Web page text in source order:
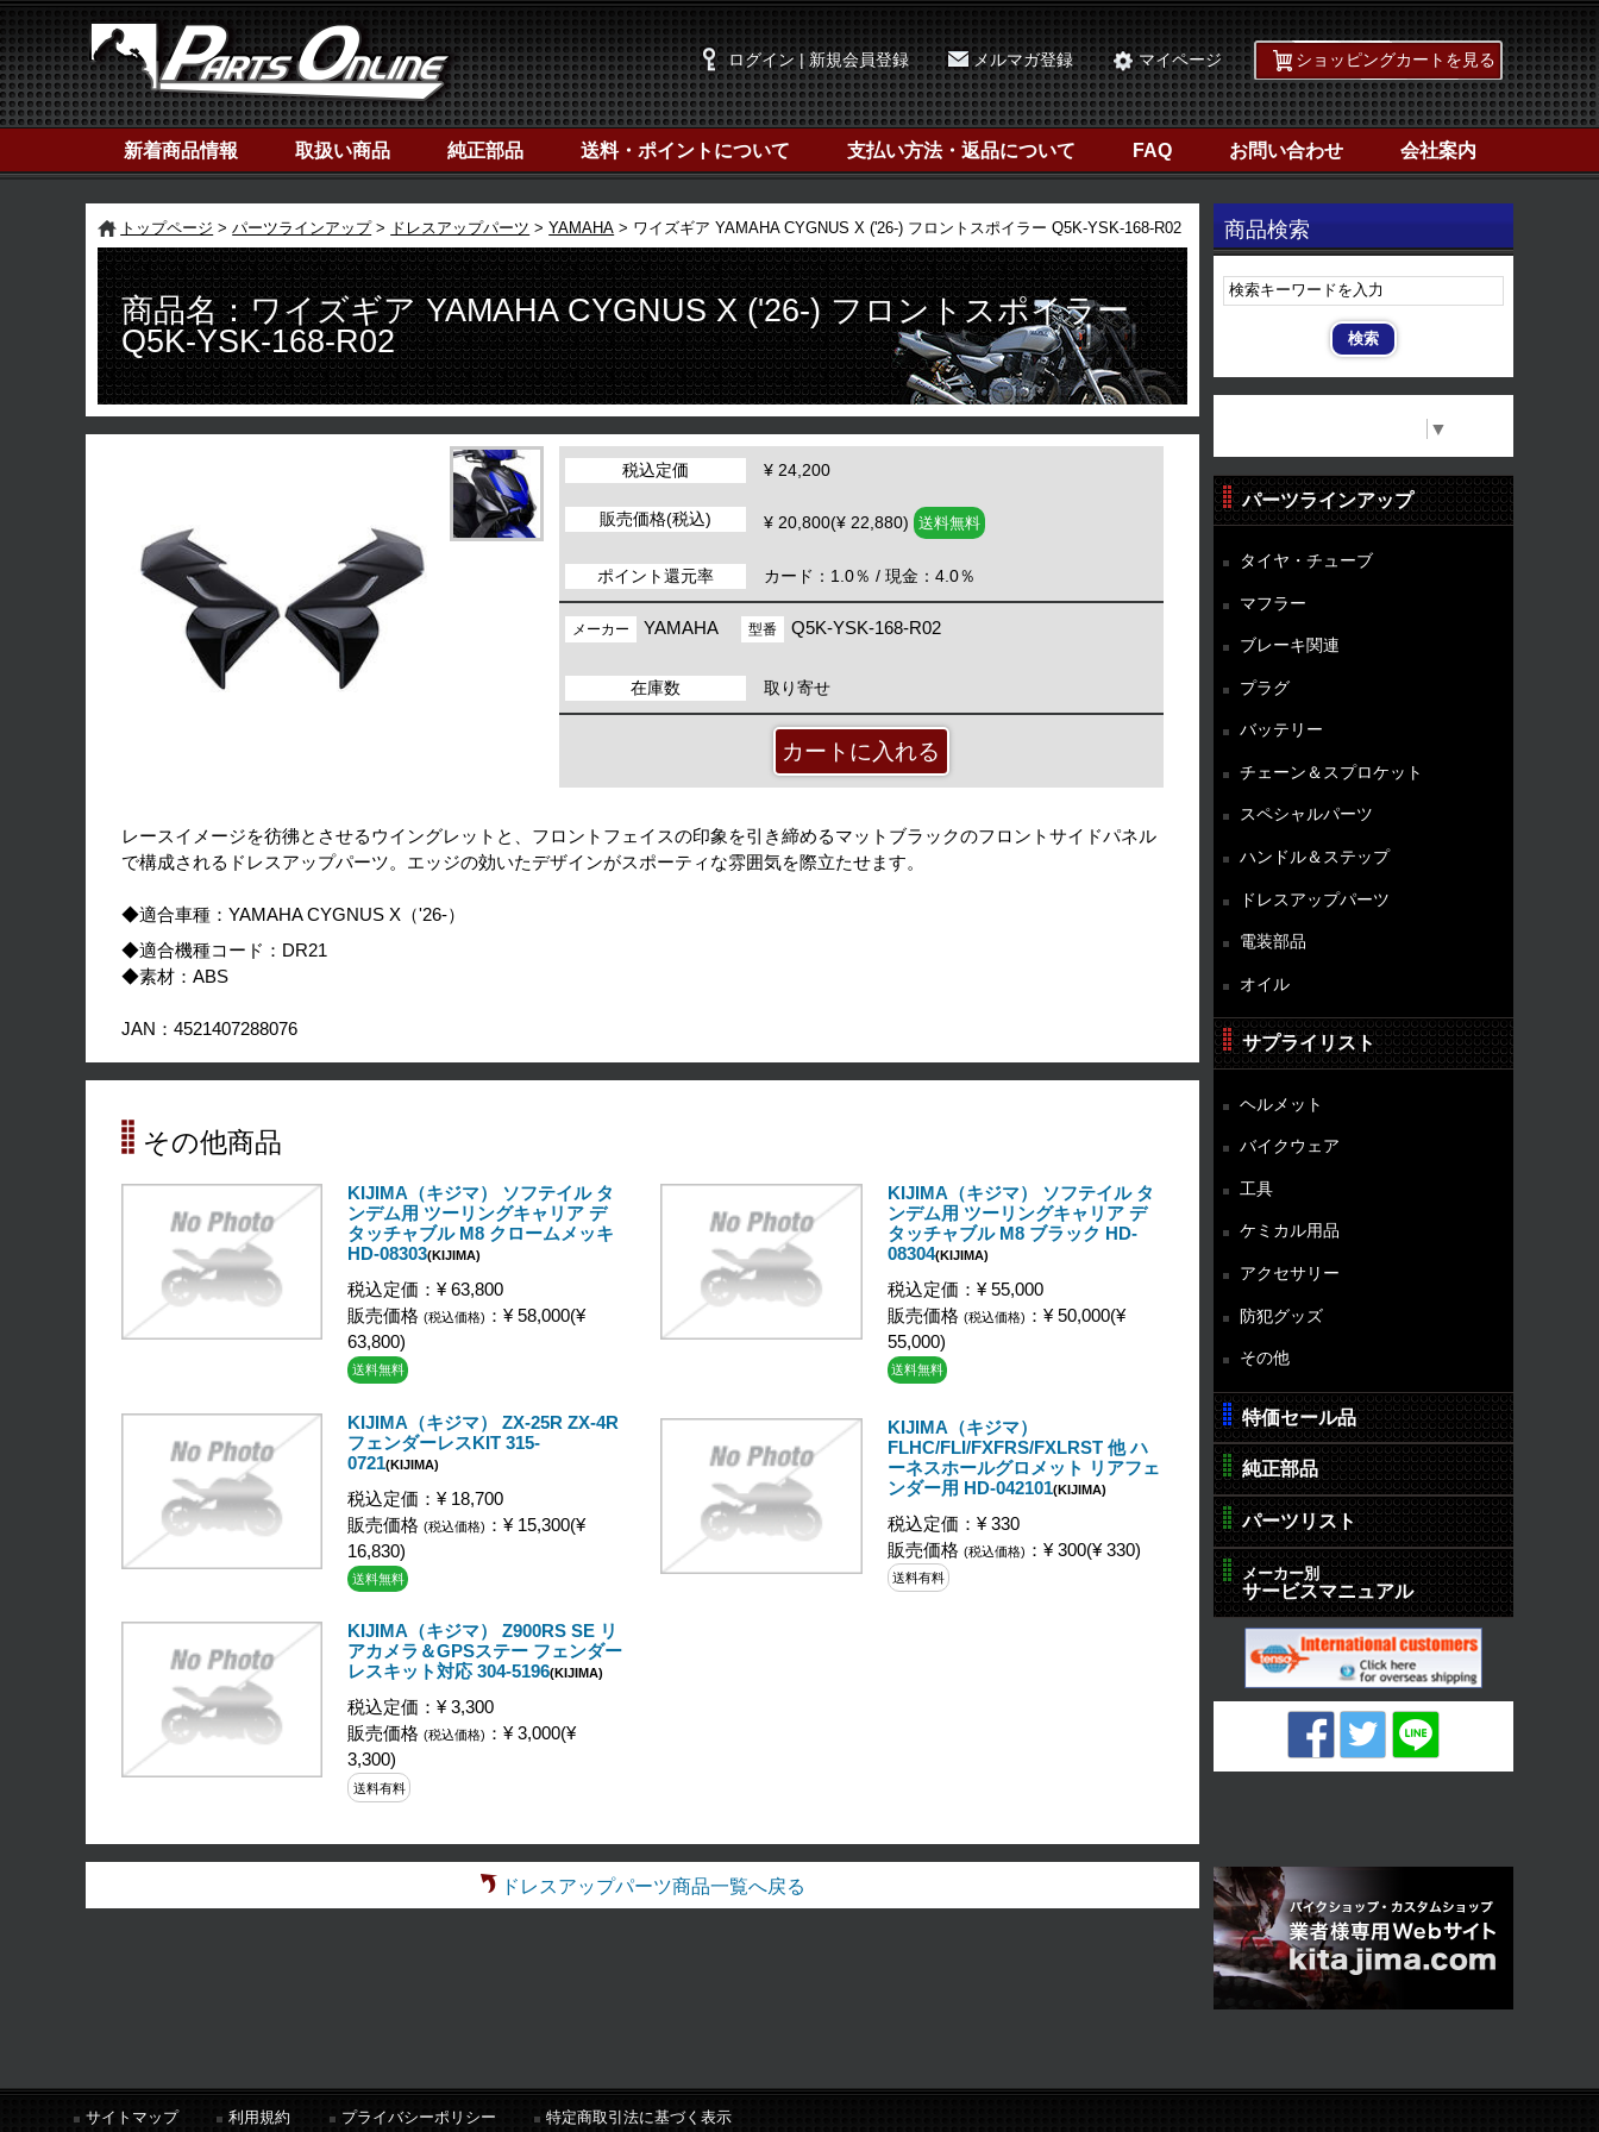
ログイン | 新規会員登録 メルマガ登録 マイページ ショッピングカートを見る
新着商品情報 取扱い商品 純正部品 送料・ポイントについて 支払い方法・返品について FAQ お問い合わせ 会社案内
商品検索
▼
トップページ パーツラインアップ ドレスアップパーツ YAMAHA ワイズギア YAMAHA CYGNUS X ('26-) フロントスポイラー Q5K-YSK-168-R02
商品名：ワイズギア YAMAHA CYGNUS X ('26-) フロントスポイラー
Q5K-YSK-168-R02
税込定価 ¥ 24,200
販売価格(税込) ¥ 20,800(¥ 22,880) 送料無料
ポイント還元率 カード：1.0％ / 現金：4.0％
メーカー YAMAHA 型番 Q5K-YSK-168-R02
在庫数 取り寄せ
レースイメージを彷彿とさせるウイングレットと、フロントフェイスの印象を引き締めるマットブラックのフロントサイドパネル
で構成されるドレスアップパーツ。エッジの効いたデザインがスポーティな雰囲気を際立たせます。
◆適合車種：YAMAHA CYGNUS X（'26-）
◆適合機種コード：DR21
◆素材：ABS
JAN：4521407288076
その他商品
KIJIMA（キジマ） ソフテイル タ
ンデム用 ツーリングキャリア デ
タッチャブル M8 クロームメッキ
HD-08303(KIJIMA)
税込定価：¥ 63,800
販売価格(税込価格) ：¥ 58,000(¥
63,800)
送料無料
KIJIMA（キジマ） ソフテイル タ
ンデム用 ツーリングキャリア デ
タッチャブル M8 ブラック HD-
08304(KIJIMA)
税込定価：¥ 55,000
販売価格 (税込価格) ：¥ 50,000(¥
55,000)
送料無料
KIJIMA（キジマ） ZX-25R ZX-4R
フェンダーレスKIT 315-
0721(KIJIMA)
税込定価：¥ 18,700
販売価格(税込価格) ：¥ 15,300(¥
16,830)
送料無料
KIJIMA（キジマ）
FLHC/FLI/FXFRS/FXLRST 他 ハ
ーネスホールグロメット リアフェ
ンダー用 HD-042101(KIJIMA)
税込定価：¥ 330
販売価格 (税込価格) ：¥ 300(¥ 330)
送料有料
KIJIMA（キジマ） Z900RS SE リ
アカメラ＆GPSステー フェンダー
レスキット対応 304-5196(KIJIMA)
税込定価：¥ 3,300
販売価格(税込価格) ：¥ 3,000(¥
3,300)
送料有料
ドレスアップパーツ商品一覧へ戻る
パーツラインアップ
タイヤ・チューブ
マフラー
ブレーキ関連
プラグ
バッテリー
チェーン＆スプロケット
スペシャルパーツ
ハンドル＆ステップ
ドレスアップパーツ
電装部品
オイル
サプライリスト
ヘルメット
バイクウェア
工具
ケミカル用品
アクセサリー
防犯グッズ
その他
特価セール品
純正部品
パーツリスト
メーカー別
サービスマニュアル
サイトマップ 利用規約 プライバシーポリシー 特定商取引法に基づく表示